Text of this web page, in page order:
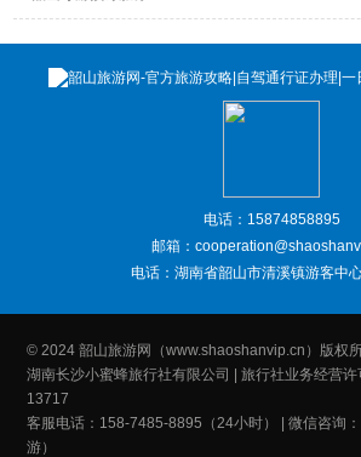
电话：15874858895
邮箱：
电话：湖南省韶山市清溪镇游客中
© 2024 韶山旅游网（www.shaoshanvip.cn）版权
湖南长沙小蜜蜂旅行社有限公司 | 旅行社业务经营
13717
客服电话：158-7485-8895（24小时） | 微信咨询
游）